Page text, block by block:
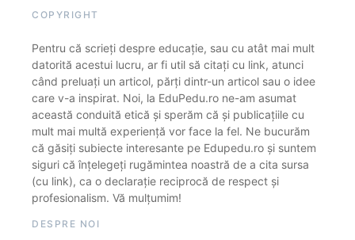
COPYRIGHT
Pentru că scrieți despre educație, sau cu atât mai mult
datorită acestui lucru, ar fi util să citați cu link, atunci
când preluați un articol, părți dintr-un articol sau o idee
care v-a inspirat. Noi, la EduPedu.ro ne-am asumat
această conduită etică și sperăm că și publicațiile cu
mult mai multă experiență vor face la fel. Ne bucurăm
că găsiți subiecte interesante pe Edupedu.ro și suntem
siguri că înțelegeți rugămintea noastră de a cita sursa
(cu link), ca o declarație reciprocă de respect și
profesionalism. Vă mulțumim!
DESPRE NOI